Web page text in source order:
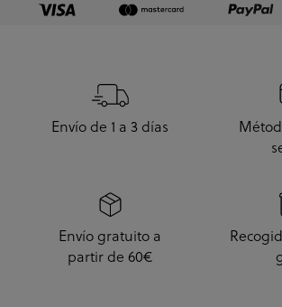
Envío de 1 a 3 días
Envío gratuito a
partir de 60€